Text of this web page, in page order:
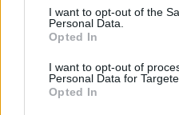
consent section.
I want to opt-out of the
Personal Data.
Opted In
I want to opt-out of
Personal Data for
Opted In